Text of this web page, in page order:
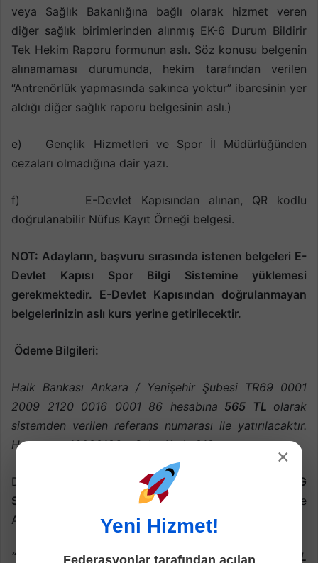
×
Yeni Hizmet!
Federasyonlar tarafından açılan
veya Sağlık Bakanlığına bağlı olarak hizmet veren
diğer sağlık birimlerinden alınmış EK-6 Durum Bildirir
Tek Hekim Raporu formunun aslı. Söz konusu belgenin
alınamaması durumunda, hekim tarafından verilen
“Antrenörlük yapmasında sakınca yoktur” ibaresinin yer
aldığı diğer sağlık raporu belgesinin aslı.)
e) Gençlik Hizmetleri ve Spor İl Müdürlüğünden
cezaları olmadığına dair yazı.
f) E-Devlet Kapısından alınan, QR kodlu
doğrulanabilir Nüfus Kayıt Örneği belgesi.
NOT: Adayların, başvuru sırasında istenen belgeleri E-
Devlet Kapısı Spor Bilgi Sistemine yüklemesi
gerekmektedir. E-Devlet Kapısından doğrulanmayan
belgelerinizin aslı kurs yerine getirilecektir.
Ödeme Bilgileri:
Halk Bankası Ankara / Yenişehir Şubesi TR69 0001
2009 2120 0016 0001 86 hesabına 565 TL olarak
sistemden verilen referans numarası ile yatırılacaktır.
Hesap no: 16000186 – Şube Kodu:212
Dekontta Kursiyerin adı ve soyadı ile “
ORYANTİRİNG
SAMSUN
kurs ücreti“ ibaresi yazılacaktır. İnternet ve
ATM makbuzu kabul edilmeyecektir.
“Kurslarda 10 kişiden az olduğu takdirde kurs İPTAL